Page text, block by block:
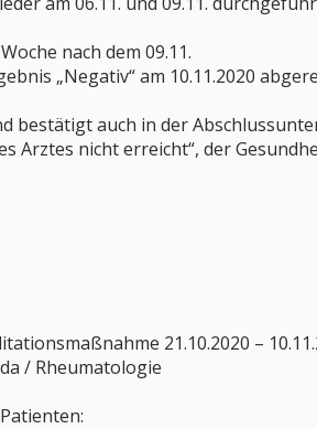
nach dem 09.11.
„Negativ“ am 10.11.2020
bestätigt auch in der
Arztes nicht erreicht“, der
21.10.2020 –
/ Rheumatologie